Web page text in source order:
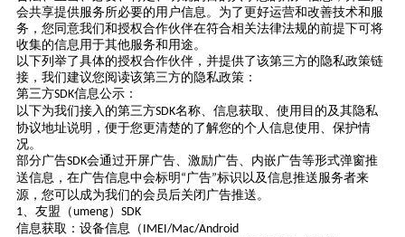
会共享提供服务所必要的用户信息。为了更好运营和改善技术和服
务，您同意我们和授权合作伙伴在符合相关法律法规的前提下可将
收集的信息用于其他服务和用途。
以下列举了具体的授权合作伙伴，并提供了该第三方的隐私政策链
接，我们建议您阅读该第三方的隐私政策：
第三方SDK信息公示：
以下为我们接入的第三方SDK名称、信息获取、使用目的及其隐私
协议地址说明，便于您更清楚的了解您的个人信息使用、保护情
况。
部分广告SDK会通过开屏广告、激励广告、内嵌广告等形式弹窗推
送信息，在广告信息中会标明 “ 广告”标识以及信息推送服务者来
源， 您可以 成为我们的会员后关闭 广告推送。
1 、友盟（umeng） SDK
信息获取：设备信息（ IMEI/Mac/Android